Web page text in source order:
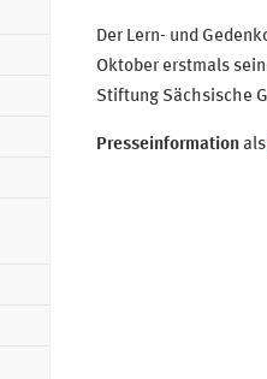
Der Lern- und
Oktober erstmals
Stiftung Sächsische
Presseinformation als